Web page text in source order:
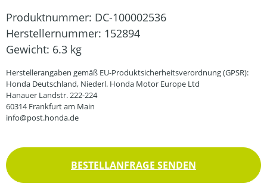
Produktnummer: DC-100002536
Herstellernummer: 152894
Gewicht: 6.3 kg
Herstellerangaben gemäß EU-Produktsicherheitsverordnung (GPSR):
Honda Deutschland, Niederl. Honda Motor Europe Ltd
Hanauer Landstr. 222-224
60314 Frankfurt am Main
info@post.honda.de
BESTELLANFRAGE SENDEN